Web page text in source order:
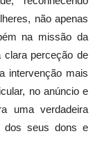
não apenas
na missão da
clara perceção de
intervenção mais
no anúncio e
uma verdadeira
dos seus dons e